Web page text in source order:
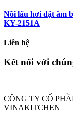
Nồi lẩu hơi đặt âm
KY-2151A
Liên hệ
Kết nối với
CÔNG TY CỔ
VINAKITCHEN